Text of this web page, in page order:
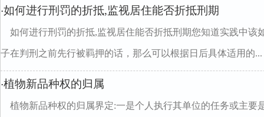
·如何进行刑罚的折抵,监视居住能否折抵刑期
如何进行刑罚的折抵,监视居住能否折抵刑期您知道实践中该
子在判刑之前先行被羁押的话，那么可以根据日后具体适用的...
·植物新品种权的归属
植物新品种权的归属界定:一是个人执行其单位的任务或主要